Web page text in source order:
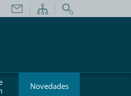
Novedades